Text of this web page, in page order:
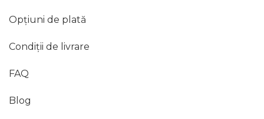
Opțiuni de plată
Condiții de livrare
FAQ
Blog